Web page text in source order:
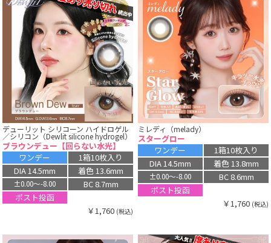
デューリット シリコーン ハイドロゲル
／シリコン（Dewlit silicone hydrogel）
ブラウンデュー【回らない水光】
ワンデー
1箱10枚入り
DIA 14.5mm
着色 13.6mm
±0.00〜-8.00
BC 8.7mm
ポスト投函
￥1,760 (税込)
ミレディ（melady）
スターグロー
ワンデー
1箱10枚入り
DIA 14.5mm
着色 13.8mm
±0.00〜-8.00
BC 8.6mm
ポスト投函
￥1,760 (税込)